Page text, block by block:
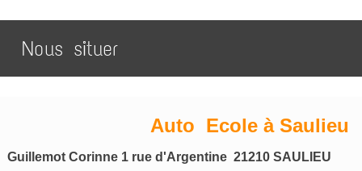
Nous situer
Auto Ecole à Saulieu
Guillemot Corinne 1 rue d'Argentine 21210 SAULIEU